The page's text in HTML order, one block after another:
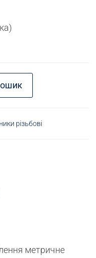
(зовнішня) -
різьбові
метричне